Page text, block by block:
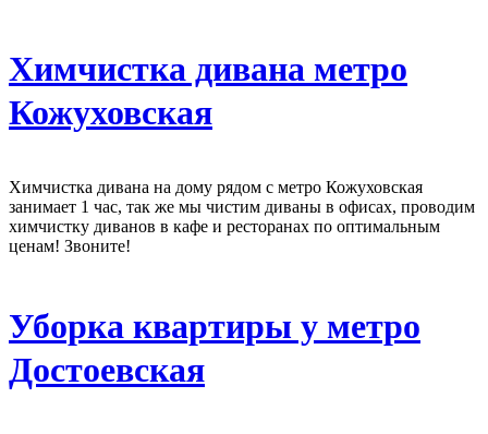
Химчистка дивана метро
Кожуховская
Химчистка дивана на дому рядом с метро Кожуховская
занимает 1 час, так же мы чистим диваны в офисах, проводим
химчистку диванов в кафе и ресторанах по оптимальным
ценам! Звоните!
Уборка квартиры у метро
Достоевская